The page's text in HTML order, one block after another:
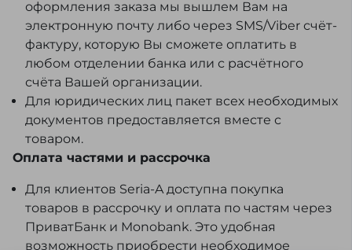
оформления заказа мы вышлем Вам на
электронную почту либо через SMS/Viber счёт-
фактуру, которую Вы сможете оплатить в
любом отделении банка или с расчётного
счёта Вашей организации.
Для юридических лиц пакет всех необходимых
документов предоставляется вместе с
товаром.
Оплата частями и рассрочка
Для клиентов Seria-A доступна покупка
товаров в рассрочку и оплата по частям через
ПриватБанк и Monobank. Это удобная
возможность приобрести необходимое